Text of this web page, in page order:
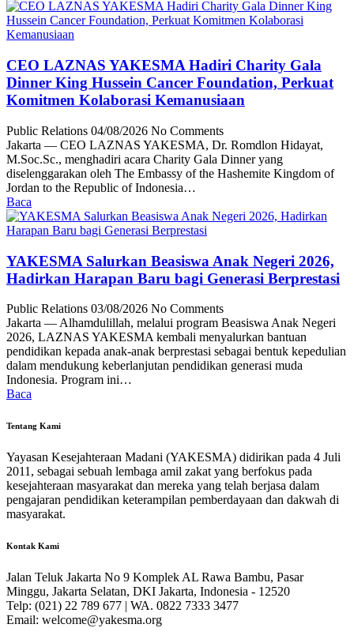
CEO LAZNAS YAKESMA Hadiri Charity Gala
Dinner King Hussein Cancer Foundation, Perkuat
Komitmen Kolaborasi Kemanusiaan
Public Relations 04/08/2026 No Comments
Jakarta — CEO LAZNAS YAKESMA, Dr. Romdlon Hidayat,
M.Soc.Sc., menghadiri acara Charity Gala Dinner yang
diselenggarakan oleh The Embassy of the Hashemite Kingdom of
Jordan to the Republic of Indonesia…
Baca
YAKESMA Salurkan Beasiswa Anak Negeri 2026,
Hadirkan Harapan Baru bagi Generasi Berprestasi
Public Relations 03/08/2026 No Comments
Jakarta — Alhamdulillah, melalui program Beasiswa Anak Negeri
2026, LAZNAS YAKESMA kembali menyalurkan bantuan
pendidikan kepada anak-anak berprestasi sebagai bentuk kepedulian
dalam mendukung keberlanjutan pendidikan generasi muda
Indonesia. Program ini…
Baca
Tentang Kami
Yayasan Kesejahteraan Madani (YAKESMA) didirikan pada 4 Juli
2011, sebagai sebuah lembaga amil zakat yang berfokus pada
kesejahteraan masyarakat dan mereka yang telah berjasa dalam
pengajaran pendidikan keterampilan pemberdayaan dan dakwah di
masyarakat.
Kontak Kami
Jalan Teluk Jakarta No 9 Komplek AL Rawa Bambu, Pasar
Minggu, Jakarta Selatan, DKI Jakarta, Indonesia - 12520
Telp: (021) 22 789 677 | WA. 0822 7333 3477
Email: welcome@yakesma.org